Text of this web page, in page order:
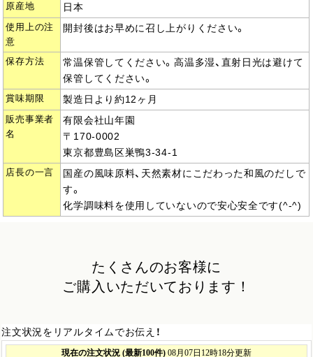
原産地 日本
使用上の注
意
開封後はお早めに召し上がりください。
保存方法
常温保管してください。高温多湿、直射日光は避けて
保管してください。
賞味期限 製造日より約12ヶ月
販売事業者
名
有限会社山年園
〒170-0002
東京都豊島区巣鴨3-34-1
店長の一言
国産の風味原料、天然素材にこだわった和風のだしで
す。
化学調味料を使用していないので安心安全です(^-^)
たくさんのお客様に
ご購入いただいております！
注文状況をリアルタイムでお伝え！